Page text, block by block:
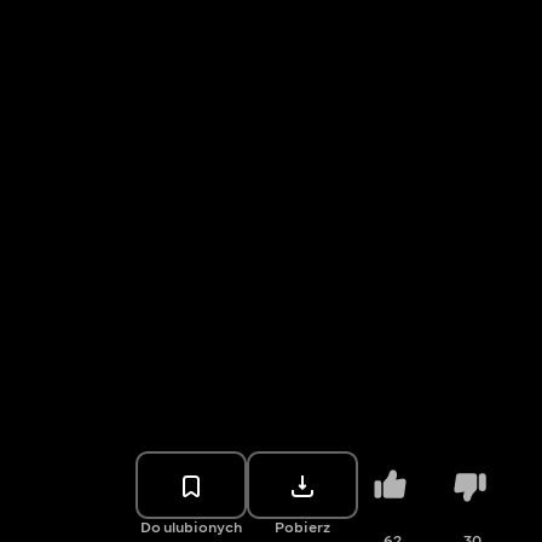
Do ulubionych Pobierz